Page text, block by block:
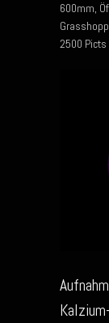
600mm,
2500